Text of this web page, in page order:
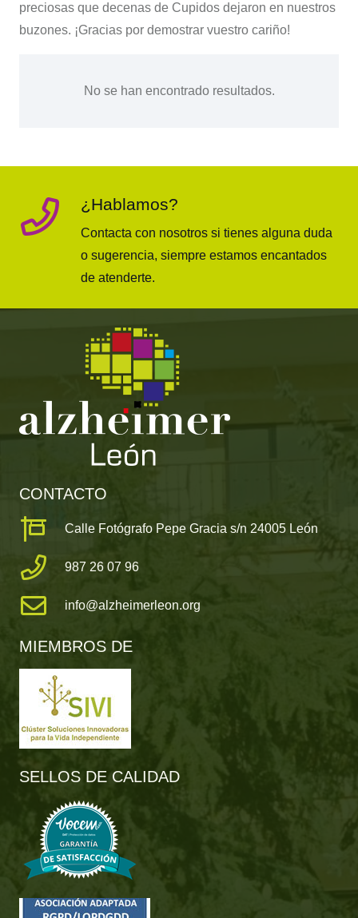
preciosas que decenas de Cupidos dejaron en nuestros
buzones. ¡Gracias por demostrar vuestro cariño!
No se han encontrado resultados.
¿Hablamos?
Contacta con nosotros si tienes alguna duda
o sugerencia, siempre estamos encantados
de atenderte.
CONTACTO
Calle Fotógrafo Pepe Gracia s/n 24005 León
987 26 07 96
info@alzheimerleon.org
MIEMBROS DE
SELLOS DE CALIDAD